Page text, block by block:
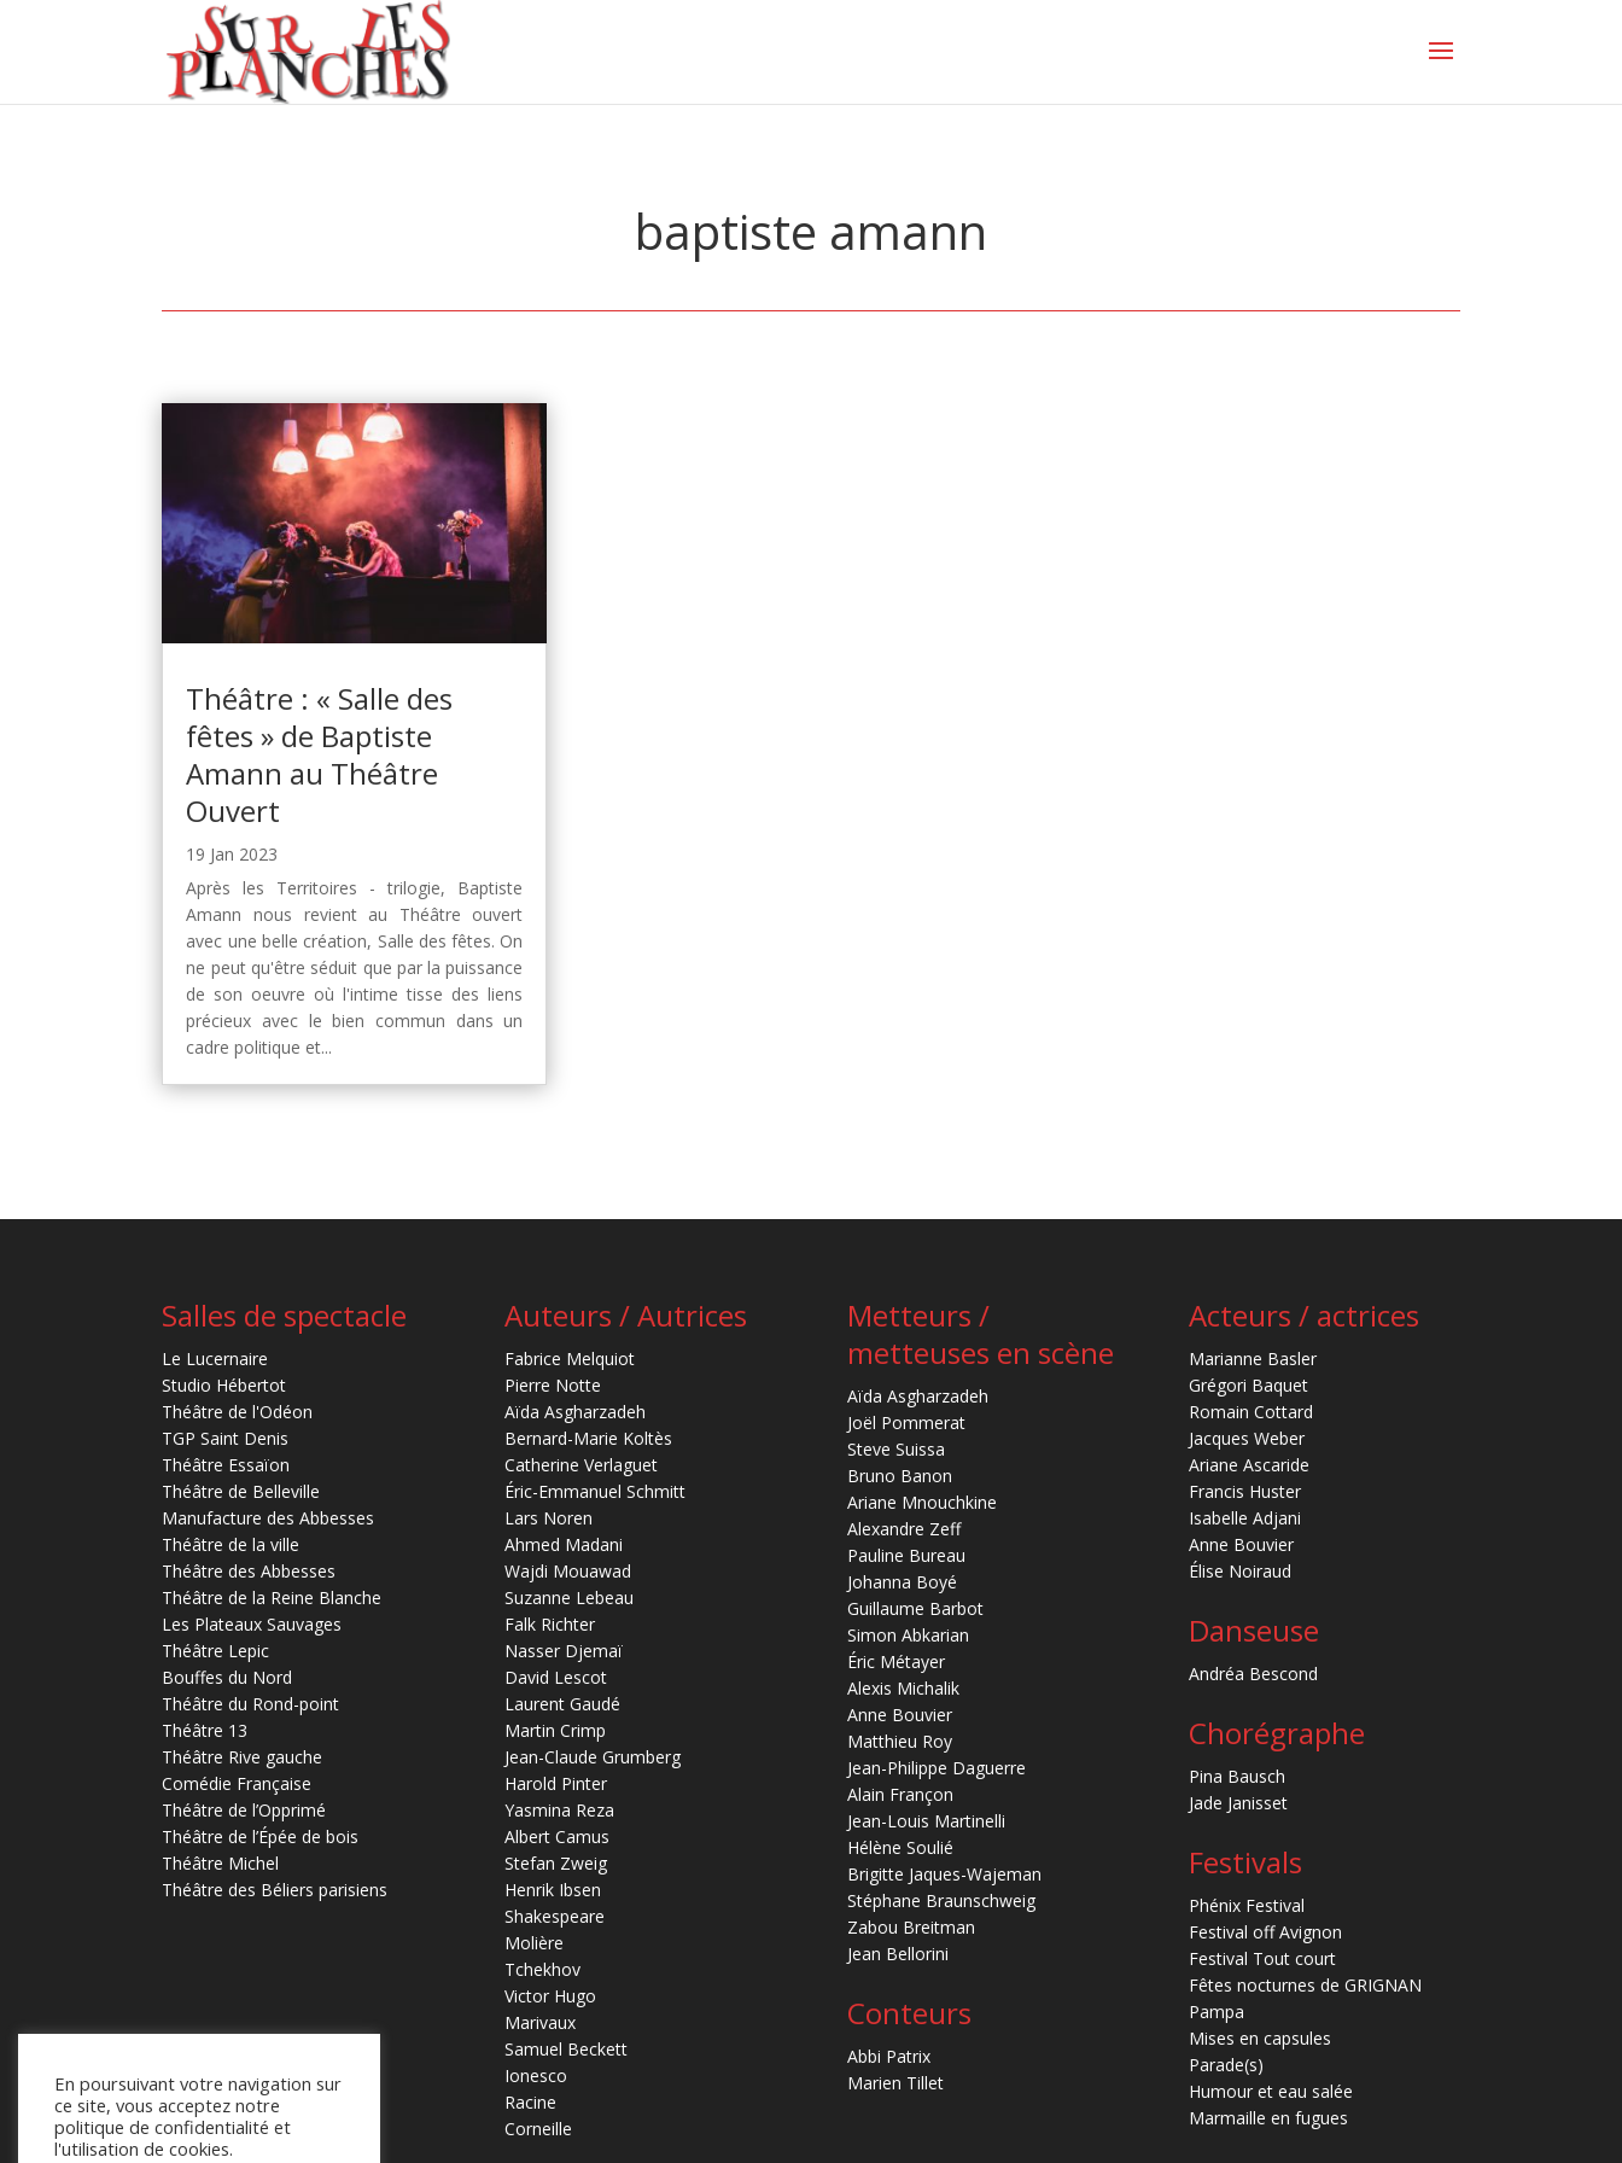
baptiste amann
Théâtre : « Salle des
fêtes » de Baptiste
Amann au Théâtre
Ouvert
19 Jan 2023
Après les Territoires - trilogie, Baptiste
Amann nous revient au Théâtre ouvert
avec une belle création, Salle des fêtes. On
ne peut qu'être séduit que par la puissance
de son oeuvre où l'intime tisse des liens
précieux avec le bien commun dans un
cadre politique et...
Salles de spectacle
Le Lucernaire
Studio Hébertot
Théâtre de l'Odéon
TGP Saint Denis
Théâtre Essaïon
Théâtre de Belleville
Manufacture des Abbesses
Théâtre de la ville
Théâtre des Abbesses
Théâtre de la Reine Blanche
Les Plateaux Sauvages
Théâtre Lepic
Bouffes du Nord
Théâtre du Rond-point
Théâtre 13
Théâtre Rive gauche
Comédie Française
Théâtre de l’Opprimé
Théâtre de l’Épée de bois
Théâtre Michel
Théâtre des Béliers parisiens
Auteurs / Autrices
Fabrice Melquiot
Pierre Notte
Aïda Asgharzadeh
Bernard-Marie Koltès
Catherine Verlaguet
Éric-Emmanuel Schmitt
Lars Noren
Ahmed Madani
Wajdi Mouawad
Suzanne Lebeau
Falk Richter
Nasser Djemaï
David Lescot
Laurent Gaudé
Martin Crimp
Jean-Claude Grumberg
Harold Pinter
Yasmina Reza
Albert Camus
Stefan Zweig
Henrik Ibsen
Shakespeare
Molière
Tchekhov
Victor Hugo
Marivaux
Samuel Beckett
Ionesco
Racine
Corneille
Metteurs /
metteuses en scène
Aïda Asgharzadeh
Joël Pommerat
Steve Suissa
Bruno Banon
Ariane Mnouchkine
Alexandre Zeff
Pauline Bureau
Johanna Boyé
Guillaume Barbot
Simon Abkarian
Éric Métayer
Alexis Michalik
Anne Bouvier
Matthieu Roy
Jean-Philippe Daguerre
Alain Françon
Jean-Louis Martinelli
Hélène Soulié
Brigitte Jaques-Wajeman
Stéphane Braunschweig
Zabou Breitman
Jean Bellorini
Conteurs
Abbi Patrix
Marien Tillet
Acteurs / actrices
Marianne Basler
Grégori Baquet
Romain Cottard
Jacques Weber
Ariane Ascaride
Francis Huster
Isabelle Adjani
Anne Bouvier
Élise Noiraud
Danseuse
Andréa Bescond
Chorégraphe
Pina Bausch
Jade Janisset
Festivals
Phénix Festival
Festival off Avignon
Festival Tout court
Fêtes nocturnes de GRIGNAN
Pampa
Mises en capsules
Parade(s)
Humour et eau salée
Marmaille en fugues
En poursuivant votre navigation sur
ce site, vous acceptez notre
politique de confidentialité et
l'utilisation de cookies.